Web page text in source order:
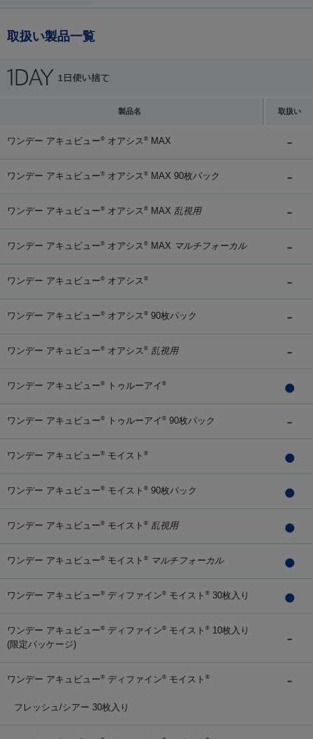
取扱い製品一覧
製品名 取扱い
ワンデー アキュビュー® オアシス ® MAX
ワンデー アキュビュー® オアシス ® MAX 90枚パック
ワンデー アキュビュー® オアシス ® MAX 乱視用
ワンデー アキュビュー® オアシス ® MAX マルチフォーカル
ワンデー アキュビュー® オアシス ®
ワンデー アキュビュー® オアシス ® 90枚パック
ワンデー アキュビュー® オアシス ® 乱視用
ワンデー アキュビュー® トゥルーアイ ®
ワンデー アキュビュー® トゥルーアイ ® 90枚パック
ワンデー アキュビュー® モイスト ®
ワンデー アキュビュー® モイスト ® 90枚パック
ワンデー アキュビュー® モイスト ® 乱視用
ワンデー アキュビュー® モイスト ® マルチフォーカル
ワンデー アキュビュー® ディファイン® モイスト ® 30枚入り
ワンデー アキュビュー® ディファイン® モイスト ® 10枚入り
(限定パッケージ)
ワンデー アキュビュー® ディファイン® モイスト ®
フレッシュ/シアー 30枚入り